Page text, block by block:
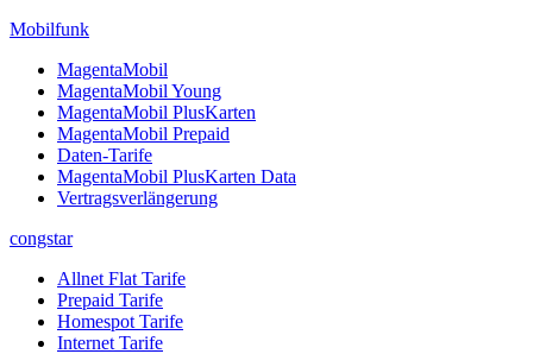
Mobilfunk
MagentaMobil
MagentaMobil Young
MagentaMobil PlusKarten
MagentaMobil Prepaid
Daten-Tarife
MagentaMobil PlusKarten Data
Vertragsverlängerung
congstar
Allnet Flat Tarife
Prepaid Tarife
Homespot Tarife
Internet Tarife